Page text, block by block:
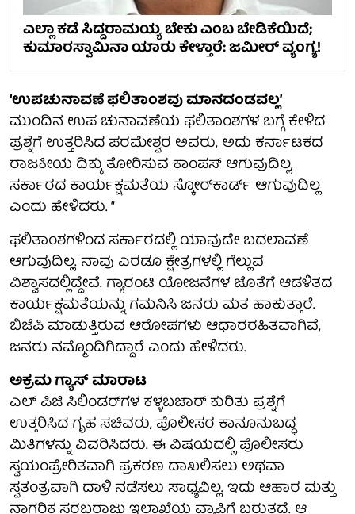
ಎಲ್ಲಾ ಕಡೆ ಸಿದ್ದರಾಮಯ್ಯ ಬೇಕು ಎಂಬ ಬೇಡಿಕೆಯಿದೆ;
ಕುಮಾರಸ್ವಾಮಿನಾ ಯಾರು ಕೇಳ್ತಾರೆ: ಜಮೀರ್ ವ್ಯಂಗ್ಯ!
‘ಉಪಚುನಾವಣೆ ಫಲಿತಾಂಶವು ಮಾನದಂಡವಲ್ಲ’
ಮುಂದಿನ ಉಪ ಚುನಾವಣೆಯ ಫಲಿತಾಂಶಗಳ ಬಗ್ಗೆ ಕೇಳಿದ
ಪ್ರಶ್ನೆಗೆ ಉತ್ತರಿಸಿದ ಪರಮೇಶ್ವರ ಅವರು, ಅದು ಕರ್ನಾಟಕದ
ರಾಜಕೀಯ ದಿಕ್ಕು ತೋರಿಸುವ ಕಾಂಪಸ್ ಆಗುವುದಿಲ್ಲ,
ಸರ್ಕಾರದ ಕಾರ್ಯಕ್ಷಮತೆಯ ಸ್ಕೋರ್‌ಕಾರ್ಡ್ ಆಗುವುದಿಲ್ಲ
ಎಂದು ಹೇಳಿದರು. “
ಫಲಿತಾಂಶಗಳಿಂದ ಸರ್ಕಾರದಲ್ಲಿ ಯಾವುದೇ ಬದಲಾವಣೆ
ಆಗುವುದಿಲ್ಲ. ನಾವು ಎರಡೂ ಕ್ಷೇತ್ರಗಳಲ್ಲಿ ಗೆಲ್ಲುವ
ವಿಶ್ವಾಸದಲ್ಲಿದ್ದೇವೆ. ಗ್ಯಾರಂಟಿ ಯೋಜನೆಗಳ ಜೊತೆಗೆ ಆಡಳಿತದ
ಕಾರ್ಯಕ್ಷಮತೆಯನ್ನು ಗಮನಿಸಿ ಜನರು ಮತ ಹಾಕುತ್ತಾರೆ.
ಬಿಜೆಪಿ ಮಾಡುತ್ತಿರುವ ಆರೋಪಗಳು ಆಧಾರರಹಿತವಾಗಿವೆ,
ಜನರು ನಮ್ಮೊಂದಿಗಿದ್ದಾರೆ ಎಂದು ಹೇಳಿದರು.
ಅಕ್ರಮ ಗ್ಯಾಸ್ ಮಾರಾಟ
ಎಲ್ ಪಿಜಿ ಸಿಲಿಂಡರ್‌ಗಳ ಕಳ್ಳಬಜಾರ್ ಕುರಿತು ಪ್ರಶ್ನೆಗೆ
ಉತ್ತರಿಸಿದ ಗೃಹ ಸಚಿವರು, ಪೊಲೀಸರ ಕಾನೂನುಬದ್ಧ
ಮಿತಿಗಳನ್ನು ವಿವರಿಸಿದರು. ಈ ವಿಷಯದಲ್ಲಿ ಪೊಲೀಸರು
ಸ್ವಯಂಪ್ರೇರಿತವಾಗಿ ಪ್ರಕರಣ ದಾಖಲಿಸಲು ಅಥವಾ
ಸ್ವತಂತ್ರವಾಗಿ ದಾಳಿ ನಡೆಸಲು ಸಾಧ್ಯವಿಲ್ಲ. ಇದು ಆಹಾರ ಮತ್ತು